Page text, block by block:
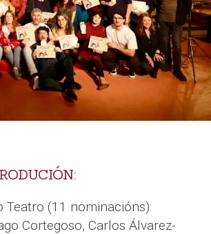
Teatro (11 nominacións):
Cortegoso, Carlos Álvarez-